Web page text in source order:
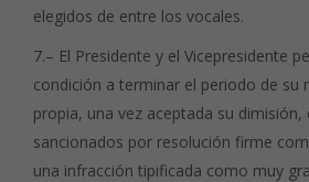
elegidos de entre los vocales.
7.– El Presidente y el Vicepresidente
condición a terminar el periodo de su
propia, una vez aceptada su
sancionados por resolución firme
una infracción tipificada como muy